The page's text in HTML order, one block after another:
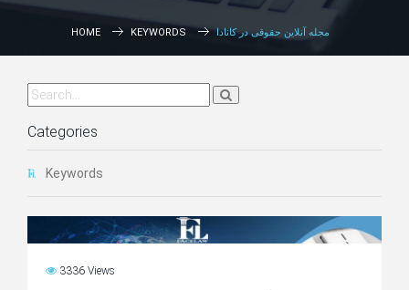
HOME KEYWORDS مجله آنلاین حقوقی در کانادا
Categories
Keywords
3336 Views